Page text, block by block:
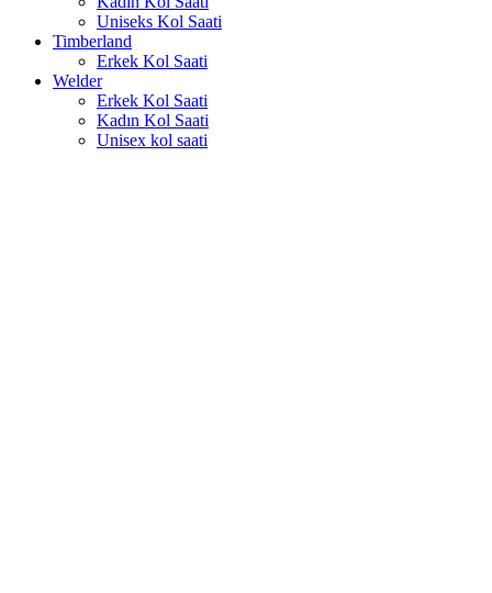
Uniseks Kol Saati
Timberland
Erkek Kol Saati
Welder
Erkek Kol Saati
Kadın Kol Saati
Unisex kol saati